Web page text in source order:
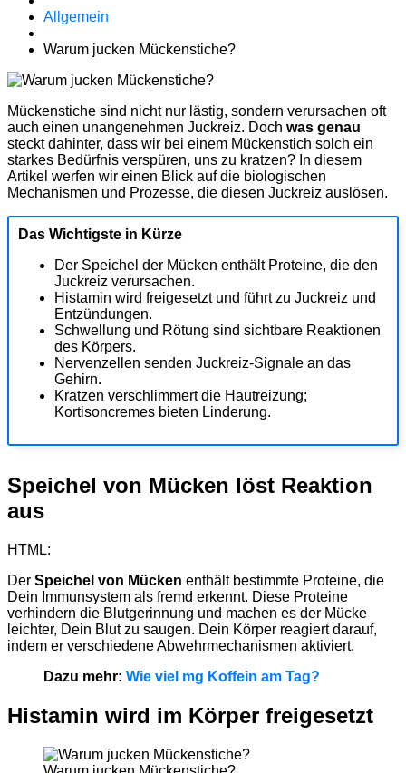
Allgemein
Warum jucken Mückenstiche?
Mückenstiche sind nicht nur lästig, sondern verursachen oft
auch einen unangenehmen Juckreiz. Doch was genau
steckt dahinter, dass wir bei einem Mückenstich solch ein
starkes Bedürfnis verspüren, uns zu kratzen? In diesem
Artikel werfen wir einen Blick auf die biologischen
Mechanismen und Prozesse, die diesen Juckreiz auslösen.
Das Wichtigste in Kürze
Der Speichel der Mücken enthält Proteine, die den
Juckreiz verursachen.
Histamin wird freigesetzt und führt zu Juckreiz und
Entzündungen.
Schwellung und Rötung sind sichtbare Reaktionen
des Körpers.
Nervenzellen senden Juckreiz-Signale an das
Gehirn.
Kratzen verschlimmert die Hautreizung;
Kortisoncremes bieten Linderung.
Speichel von Mücken löst Reaktion
aus
HTML:
Der Speichel von Mücken enthält bestimmte Proteine, die
Dein Immunsystem als fremd erkennt. Diese Proteine
verhindern die Blutgerinnung und machen es der Mücke
leichter, Dein Blut zu saugen. Dein Körper reagiert darauf,
indem er verschiedene Abwehrmechanismen aktiviert.
Dazu mehr: Wie viel mg Koffein am Tag?
Histamin wird im Körper freigesetzt